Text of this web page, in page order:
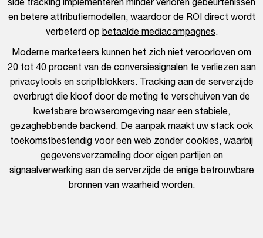
en betere attributiemodellen, waardoor de ROI direct wordt
verbeterd op betaalde mediacampagnes.
Moderne marketeers kunnen het zich niet veroorloven om
20 tot 40 procent van de conversiesignalen te verliezen aan
privacytools en scriptblokkers. Tracking aan de serverzijde
overbrugt die kloof door de meting te verschuiven van de
kwetsbare browseromgeving naar een stabiele,
gezaghebbende backend. De aanpak maakt uw stack ook
toekomstbestendig voor een web zonder cookies, waarbij
gegevensverzameling door eigen partijen en
signaalverwerking aan de serverzijde de enige betrouwbare
bronnen van waarheid worden.